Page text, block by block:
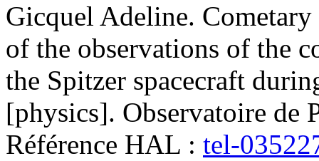
Gicquel Adeline.
of the observations of the
the Spitzer spacecraft
[physics]. Observatoire de
Référence HAL : tel-